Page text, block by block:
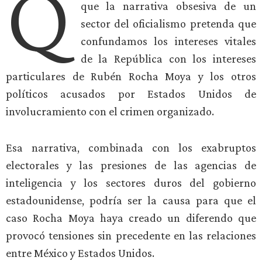
que la narrativa obsesiva de un
sector del oficialismo pretenda que
confundamos los intereses vitales
de la República con los intereses
particulares de Rubén Rocha Moya y los otros
políticos acusados por Estados Unidos de
involucramiento con el crimen organizado.
Esa narrativa, combinada con los exabruptos
electorales y las presiones de las agencias de
inteligencia y los sectores duros del gobierno
estadounidense, podría ser la causa para que el
caso Rocha Moya haya creado un diferendo que
provocó tensiones sin precedente en las relaciones
entre México y Estados Unidos.